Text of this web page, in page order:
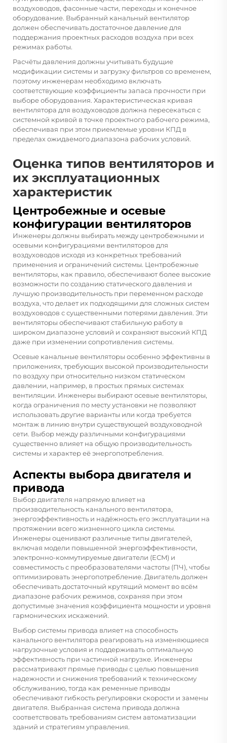
воздуховодов, фасонные части, переходы и конечное
оборудование. Выбранный канальный вентилятор
должен обеспечивать достаточное давление для
поддержания проектных расходов воздуха при всех
режимах работы.
Расчёты давления должны учитывать будущие
модификации системы и загрузку фильтров со временем,
поэтому инженерам необходимо включать
соответствующие коэффициенты запаса прочности при
выборе оборудования. Характеристическая кривая
вентилятора для воздуховодов должна пересекаться с
системной кривой в точке проектного рабочего режима,
обеспечивая при этом приемлемые уровни КПД в
пределах ожидаемого диапазона рабочих условий.
Оценка типов вентиляторов и
их эксплуатационных
характеристик
Центробежные и осевые
конфигурации вентиляторов
Инженеры должны выбирать между центробежными и
осевыми конфигурациями вентиляторов для
воздуховодов исходя из конкретных требований
применения и ограничений системы. Центробежные
вентиляторы, как правило, обеспечивают более высокие
возможности по созданию статического давления и
лучшую производительность при переменном расходе
воздуха, что делает их подходящими для сложных систем
воздуховодов с существенными потерями давления. Эти
вентиляторы обеспечивают стабильную работу в
широком диапазоне условий и сохраняют высокий КПД
даже при изменении сопротивления системы.
Осевые канальные вентиляторы особенно эффективны в
приложениях, требующих высокой производительности
по воздуху при относительно низком статическом
давлении, например, в простых прямых системах
вентиляции. Инженеры выбирают осевые вентиляторы,
когда ограничения по месту установки не позволяют
использовать другие варианты или когда требуется
монтаж в линию внутри существующей воздуховодной
сети. Выбор между различными конфигурациями
существенно влияет на общую производительность
системы и характер её энергопотребления.
Аспекты выбора двигателя и
привода
Выбор двигателя напрямую влияет на
производительность канального вентилятора,
энергоэффективность и надёжность его эксплуатации на
протяжении всего жизненного цикла системы.
Инженеры оценивают различные типы двигателей,
включая модели повышенной энергоэффективности,
электронно-коммутируемые двигатели (ECM) и
совместимость с преобразователями частоты (ПЧ), чтобы
оптимизировать энергопотребление. Двигатель должен
обеспечивать достаточный крутящий момент во всём
диапазоне рабочих режимов, сохраняя при этом
допустимые значения коэффициента мощности и уровня
гармонических искажений.
Выбор системы привода влияет на способность
канального вентилятора реагировать на изменяющиеся
нагрузочные условия и поддерживать оптимальную
эффективность при частичной нагрузке. Инженеры
рассматривают прямые приводы с целью повышения
надежности и снижения требований к техническому
обслуживанию, тогда как ременные приводы
обеспечивают гибкость регулировки скорости и замены
двигателя. Выбранная система привода должна
соответствовать требованиям систем автоматизации
зданий и стратегиям управления.